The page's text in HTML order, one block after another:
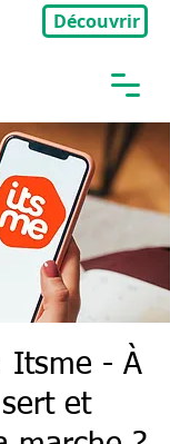
Découvrir
Itsme - À
et